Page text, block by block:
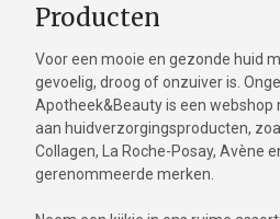
Producten
Voor een mooie en gezonde huid
gevoelig, droog of onzuiver is.
Apotheek&Beauty is een
aan huidverzorgingsproducten,
Collagen, La Roche-Posay, Avène
gerenommeerde merken.